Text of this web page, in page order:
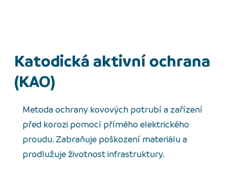
Katodická aktivní ochrana
(KAO)
Metoda ochrany kovových potrubí a zařízení
před korozi pomocí přímého elektrického
proudu. Zabraňuje poškození materiálu a
prodlužuje životnost infrastruktury.